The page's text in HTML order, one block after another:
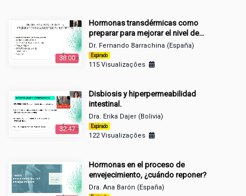
38:00
Hormonas transdérmicas como
preparar para mejorar el nivel de
absorción.
Dr. Fernando Barrachina (España)
Expirado
115 Visualizações
32:47
Disbiosis y hiperpermeabilidad
intestinal.
Dra. Erika Dajer (Bolivia)
Expirado
122 Visualizações
Hormonas en el proceso de
envejecimiento, ¿cuándo reponer?
Dra. Ana Barón (España)